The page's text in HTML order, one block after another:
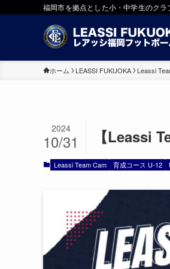
福岡市を拠点とした小・中学生のク
ホーム LEASSI FUKUOKA Leassi
【Leassi
2024
10/31
Leassi Team Cam 育成コース U-12